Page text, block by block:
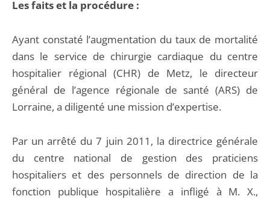
Les faits et la procédure :
Ayant constaté l’augmentation du taux de mortalité
dans le service de chirurgie cardiaque du centre
hospitalier régional (CHR) de Metz, le directeur
général de l’agence régionale de santé (ARS) de
Lorraine, a diligenté une mission d’expertise.
Par un arrêté du 7 juin 2011, la directrice générale
du centre national de gestion des praticiens
hospitaliers et des personnels de direction de la
fonction publique hospitalière a infligé à M. X.,